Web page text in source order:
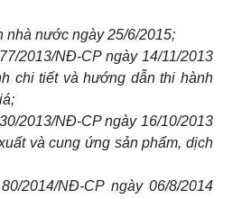
nhà nước ngày 25/6/2015;
2013/NĐ-CP ngày 14/11/2013
chi tiết và hướng dẫn thi hành
2013/NĐ-CP ngày 16/10/2013
và cung ứng sản phẩm, dịch
2014/NĐ-CP ngày 06/8/2014